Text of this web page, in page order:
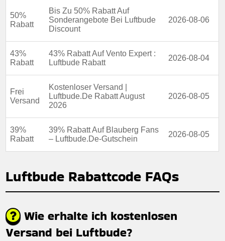
50%
Rabatt
Bis Zu 50% Rabatt Auf
Sonderangebote Bei Luftbude
Discount
2026-08-06
43%
Rabatt
43% Rabatt Auf Vento Expert :
Luftbude Rabatt
2026-08-04
Frei
Versand
Kostenloser Versand |
Luftbude.De Rabatt August
2026
2026-08-05
39%
Rabatt
39% Rabatt Auf Blauberg Fans
– Luftbude.De-Gutschein
2026-08-05
Luftbude Rabattcode FAQs
Wie erhalte ich kostenlosen
Versand bei Luftbude?